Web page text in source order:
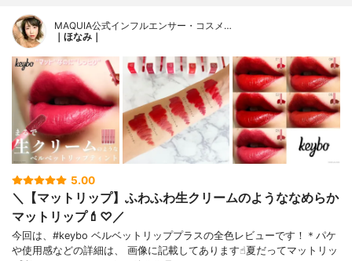
MAQUIA公式インフルエンサー・コスメ…
｜ほなみ｜
5.00
＼【マットリップ】ふわふわ生クリームのようななめらか
マットリップ💄♡／
今回は、#keybo ベルベットリッププラスの全色レビューです！＊パケ
や使用感などの詳細は、 画像に記載してあります☝︎夏だってマットリッ